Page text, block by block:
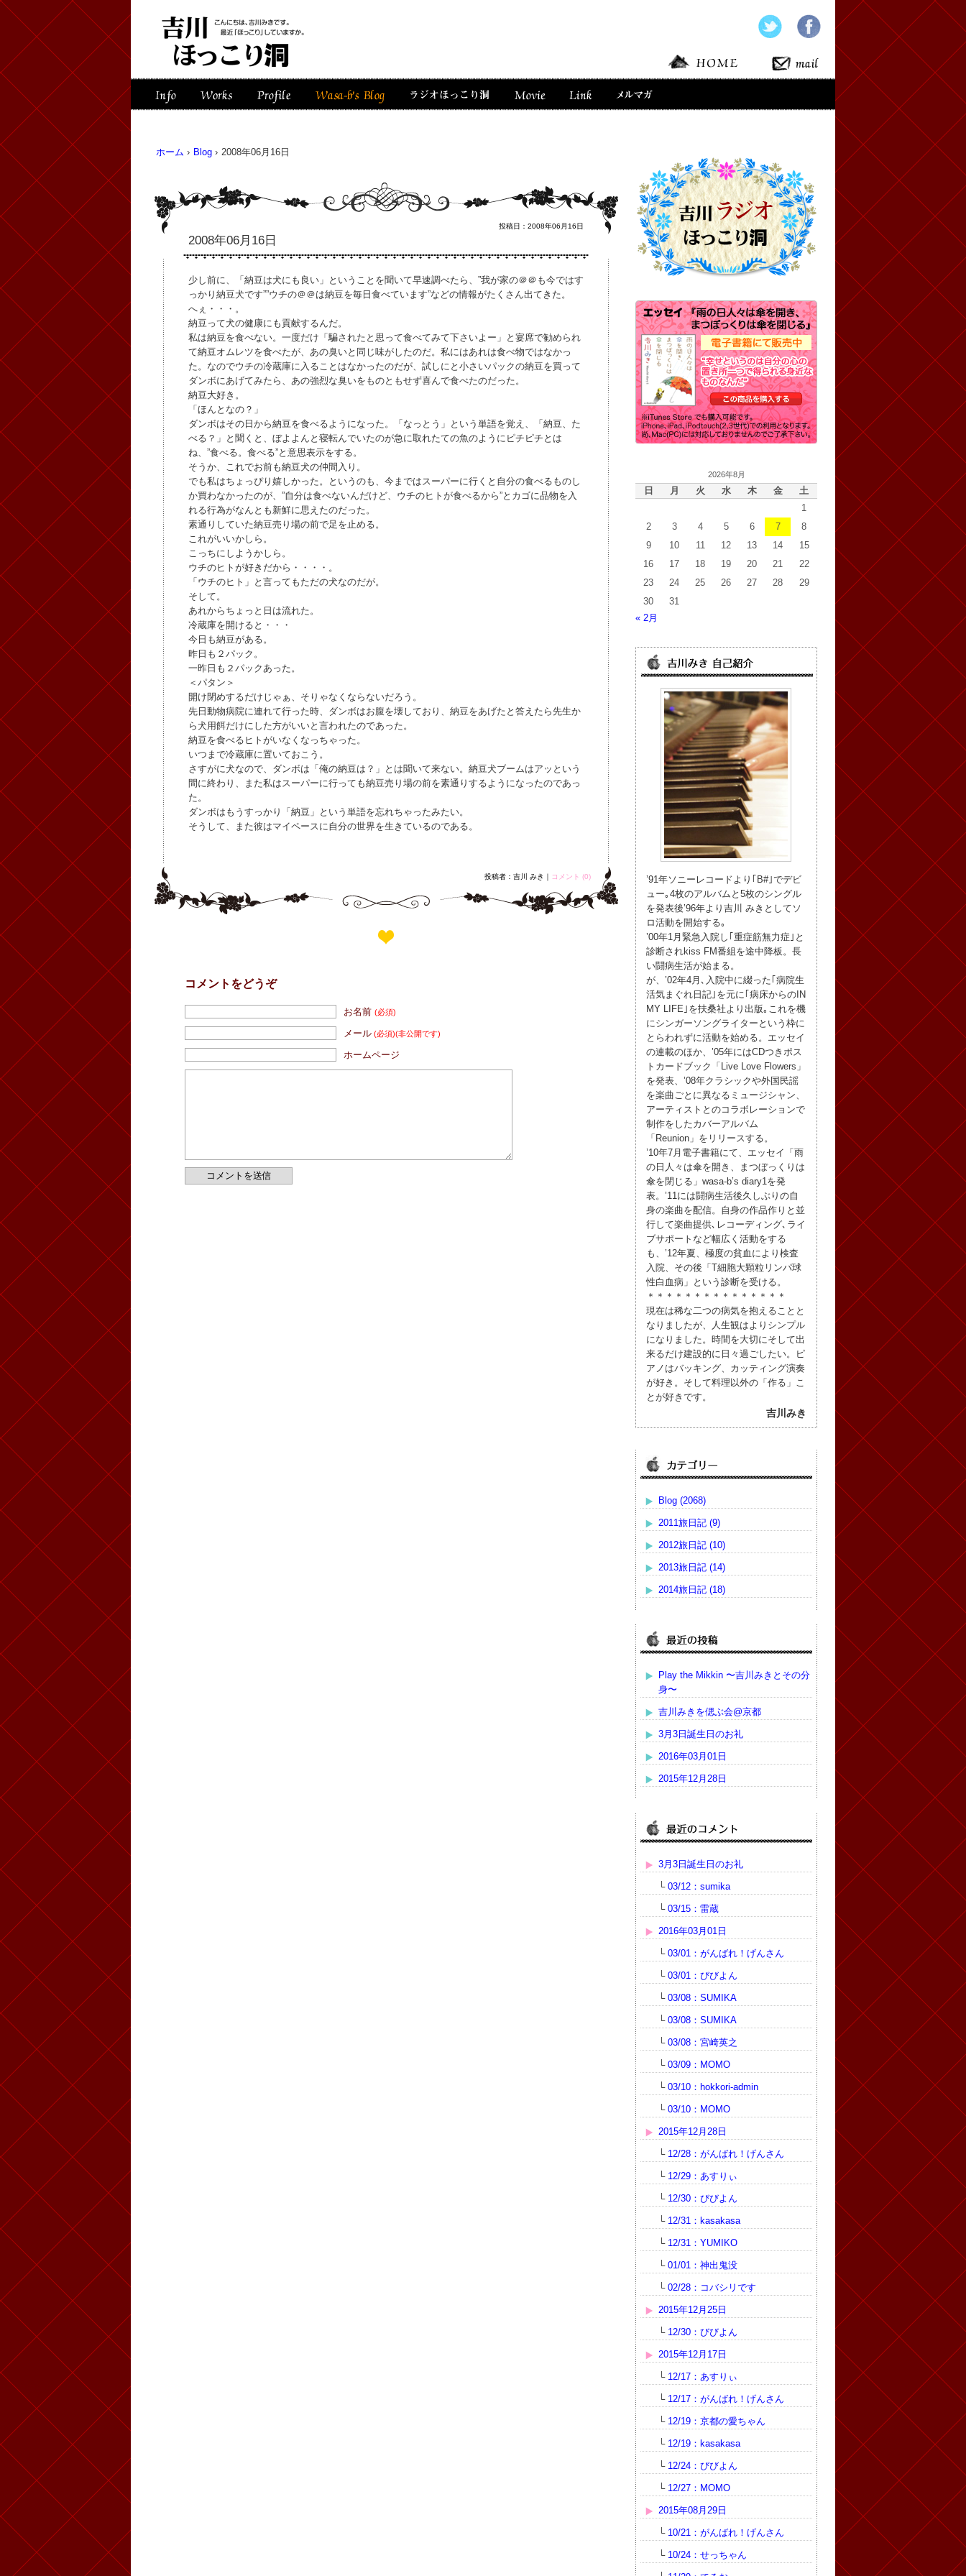
ホーム › Blog › 2008年06月16日
投稿日：2008年06月16日
2008年06月16日
少し前に、「納豆は犬にも良い」ということを聞いて早速調べたら、”我が家の＠＠も今ではす
っかり納豆犬です””ウチの＠＠は納豆を毎日食べています”などの情報がたくさん出てきた。
へぇ・・・。
納豆って犬の健康にも貢献するんだ。
私は納豆を食べない。一度だけ「騙されたと思って食べてみて下さいよー」と宴席で勧められ
て納豆オムレツを食べたが、あの臭いと同じ味がしたのだ。私にはあれは食べ物ではなかっ
た。なのでウチの冷蔵庫に入ることはなかったのだが、試しにと小さいパックの納豆を買って
ダンボにあげてみたら、あの強烈な臭いをものともせず喜んで食べたのだった。
納豆大好き。
「ほんとなの？」
ダンボはその日から納豆を食べるようになった。「なっとう」という単語を覚え、「納豆、た
べる？」と聞くと、ぼよよんと寝転んでいたのが急に取れたての魚のようにピチピチとは
ね、”食べる。食べる”と意思表示をする。
そうか、これでお前も納豆犬の仲間入り。
でも私はちょっぴり嬉しかった。というのも、今まではスーパーに行くと自分の食べるものし
か買わなかったのが、”自分は食べないんだけど、ウチのヒトが食べるから”とカゴに品物を入
れる行為がなんとも新鮮に思えたのだった。
素通りしていた納豆売り場の前で足を止める。
これがいいかしら。
こっちにしようかしら。
ウチのヒトが好きだから・・・・。
「ウチのヒト」と言ってもただの犬なのだが。
そして。
あれからちょっと日は流れた。
冷蔵庫を開けると・・・
今日も納豆がある。
昨日も２パック。
一昨日も２パックあった。
＜パタン＞
開け閉めするだけじゃぁ、そりゃなくならないだろう。
先日動物病院に連れて行った時、ダンボはお腹を壊しており、納豆をあげたと答えたら先生か
ら犬用餌だけにした方がいいと言われたのであった。
納豆を食べるヒトがいなくなっちゃった。
いつまで冷蔵庫に置いておこう。
さすがに犬なので、ダンボは「俺の納豆は？」とは聞いて来ない。納豆犬ブームはアッという
間に終わり、また私はスーパーに行っても納豆売り場の前を素通りするようになったのであっ
た。
ダンボはもうすっかり「納豆」という単語を忘れちゃったみたい。
そうして、また彼はマイペースに自分の世界を生きているのである。
投稿者：吉川 みき｜ コメント (0)
コメントをどうぞ
お名前(必須)
メール (必須)(非公開です)
ホームページ
2026年8月
日 月 火 水 木 金
土
1
2
3 4 5 6 7
8
9
10 11 12 13 14
15
16
17 18 19 20 21
22
23
24 25 26 27 28
29
30
31
« 2月
’91年ソニーレコードより｢B#｣でデビ
ュー｡4枚のアルバムと5枚のシングル
を発表後’96年より吉川 みきとしてソ
ロ活動を開始する｡
’00年1月緊急入院し｢重症筋無力症｣と
診断されkiss FM番組を途中降板。長
い闘病生活が始まる。
が、’02年4月､入院中に綴った｢病院生
活気まぐれ日記｣を元に｢病床からのIN
MY LIFE｣を扶桑社より出版｡これを機
にシンガーソングライターという枠に
とらわれずに活動を始める。エッセイ
の連載のほか、’05年にはCDつきポス
トカードブック「Live Love Flowers」
を発表、’08年クラシックや外国民謡
を楽曲ごとに異なるミュージシャン、
アーティストとのコラボレーションで
制作をしたカバーアルバム
「Reunion」をリリースする。
’10年7月電子書籍にて、エッセイ「雨
の日人々は傘を開き、まつぼっくりは
傘を閉じる」wasa-b’s diary1を発
表。’11には闘病生活後久しぶりの自
身の楽曲を配信。自身の作品作りと並
行して楽曲提供､レコーディング､ライ
ブサポートなど幅広く活動をする
も、’12年夏、極度の貧血により検査
入院、その後「T細胞大顆粒リンパ球
性白血病」という診断を受ける。
＊＊＊＊＊＊＊＊＊＊＊＊＊＊＊
現在は稀な二つの病気を抱えることと
なりましたが、人生観はよりシンプル
になりました。時間を大切にそして出
来るだけ建設的に日々過ごしたい。ピ
アノはバッキング、カッティング演奏
が好き。そして料理以外の「作る」こ
とが好きです。
吉川みき
Blog (2068)
2011旅日記 (9)
2012旅日記 (10)
2013旅日記 (14)
2014旅日記 (18)
Play the Mikkin 〜吉川みきとその分
身〜
吉川みきを偲ぶ会@京都
3月3日誕生日のお礼
2016年03月01日
2015年12月28日
3月3日誕生日のお礼
└ 03/12：sumika
└ 03/15：雷蔵
2016年03月01日
└ 03/01：がんばれ！げんさん
└ 03/01：びびよん
└ 03/08：SUMIKA
└ 03/08：SUMIKA
└ 03/08：宮崎英之
└ 03/09：MOMO
└ 03/10：hokkori-admin
└ 03/10：MOMO
2015年12月28日
└ 12/28：がんばれ！げんさん
└ 12/29：あすりぃ
└ 12/30：びびよん
└ 12/31：kasakasa
└ 12/31：YUMIKO
└ 01/01：神出鬼没
└ 02/28：コバシリです
2015年12月25日
└ 12/30：びびよん
2015年12月17日
└ 12/17：あすりぃ
└ 12/17：がんばれ！げんさん
└ 12/19：京都の愛ちゃん
└ 12/19：kasakasa
└ 12/24：びびよん
└ 12/27：MOMO
2015年08月29日
└ 10/21：がんばれ！げんさん
└ 10/24：せっちゃん